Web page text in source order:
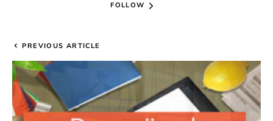
FOLLOW
PREVIOUS ARTICLE